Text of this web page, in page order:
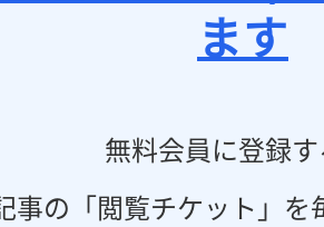
ます
無料会員に登録
事の「閲覧チケット」